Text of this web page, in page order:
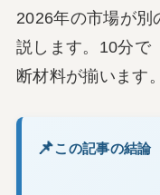
2026年の市場が別
説します。10分で
断材料が揃います。
この記事の結論